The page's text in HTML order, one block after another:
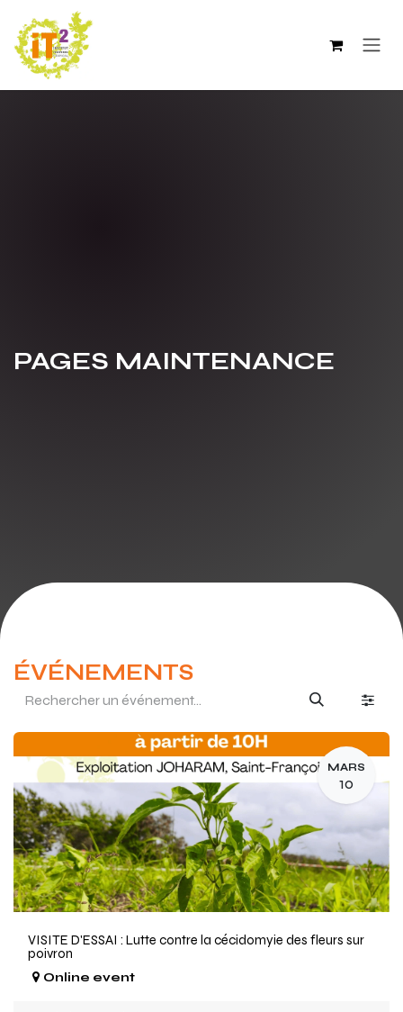
Se rendre au contenu
PAGES MAINTENANCE
ÉVÉNEMENTS
MARS
10
VISITE D'ESSAI : Lutte contre la cécidomyie des fleurs sur
poivron
Online event